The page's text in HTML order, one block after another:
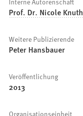
Prof. Dr. Nicole Knuth
Weitere Publizierende
Peter Hansbauer
Veröffentlichung
2013
Organisationseinheit